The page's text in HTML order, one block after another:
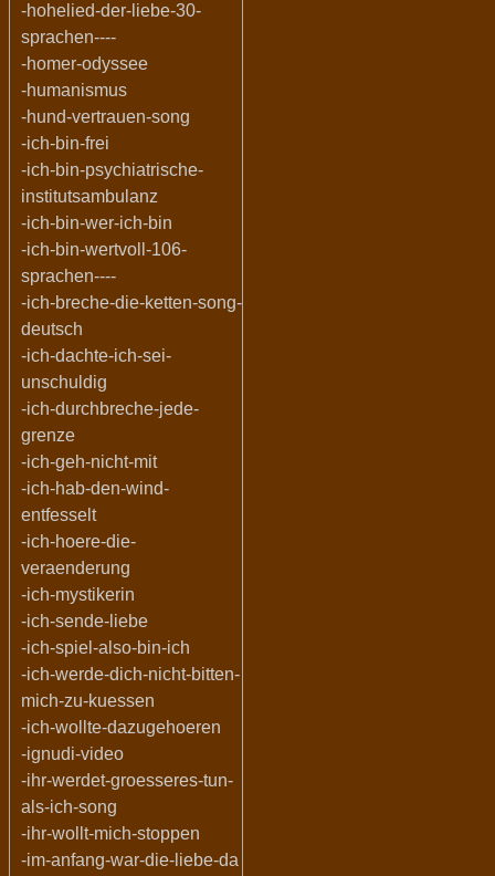
-hohelied-der-liebe-30-
sprachen----
-homer-odyssee
-humanismus
-hund-vertrauen-song
-ich-bin-frei
-ich-bin-psychiatrische-
institutsambulanz
-ich-bin-wer-ich-bin
-ich-bin-wertvoll-106-
sprachen----
-ich-breche-die-ketten-song-
deutsch
-ich-dachte-ich-sei-
unschuldig
-ich-durchbreche-jede-
grenze
-ich-geh-nicht-mit
-ich-hab-den-wind-
entfesselt
-ich-hoere-die-
veraenderung
-ich-mystikerin
-ich-sende-liebe
-ich-spiel-also-bin-ich
-ich-werde-dich-nicht-bitten-
mich-zu-kuessen
-ich-wollte-dazugehoeren
-ignudi-video
-ihr-werdet-groesseres-tun-
als-ich-song
-ihr-wollt-mich-stoppen
-im-anfang-war-die-liebe-da